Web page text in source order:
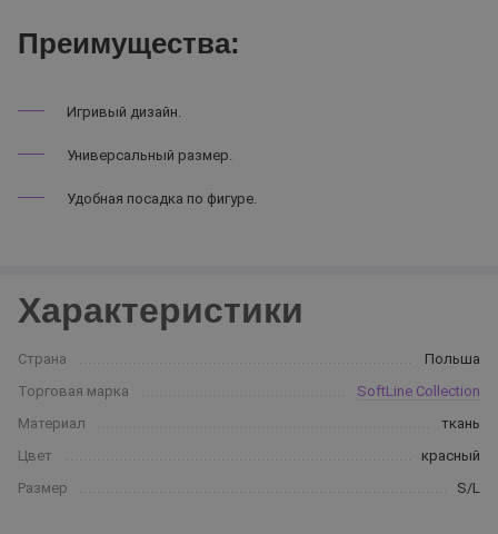
Преимущества:
Игривый дизайн.
Универсальный размер.
Удобная посадка по фигуре.
Характеристики
Страна
Польша
Торговая марка
SoftLine Collection
Материал
ткань
Цвет
красный
Размер
S/L